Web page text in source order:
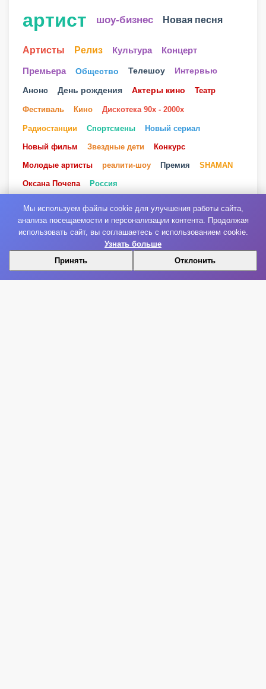
артист шоу-бизнес Новая песня
Артисты Релиз Культура Концерт
Премьера Общество Телешоу Интервью
Анонс День рождения Актеры кино Театр
Фестиваль Кино Дискотека 90х - 2000х
Радиостанции Спортсмены Новый сериал
Новый фильм Звездные дети Конкурс
Молодые артисты реалити-шоу Премия SHAMAN
Оксана Почепа Россия
ПРИСОЕДИНЯЙТЕСЬ К НАМ В СОЦИАЛЬНЫХ
СЕТЯХ!
Мы используем файлы cookie для улучшения работы сайта,
анализа посещаемости и персонализации контента. Продолжая
использовать сайт, вы соглашаетесь с использованием cookie.
Узнать больше
Принять
Отклонить